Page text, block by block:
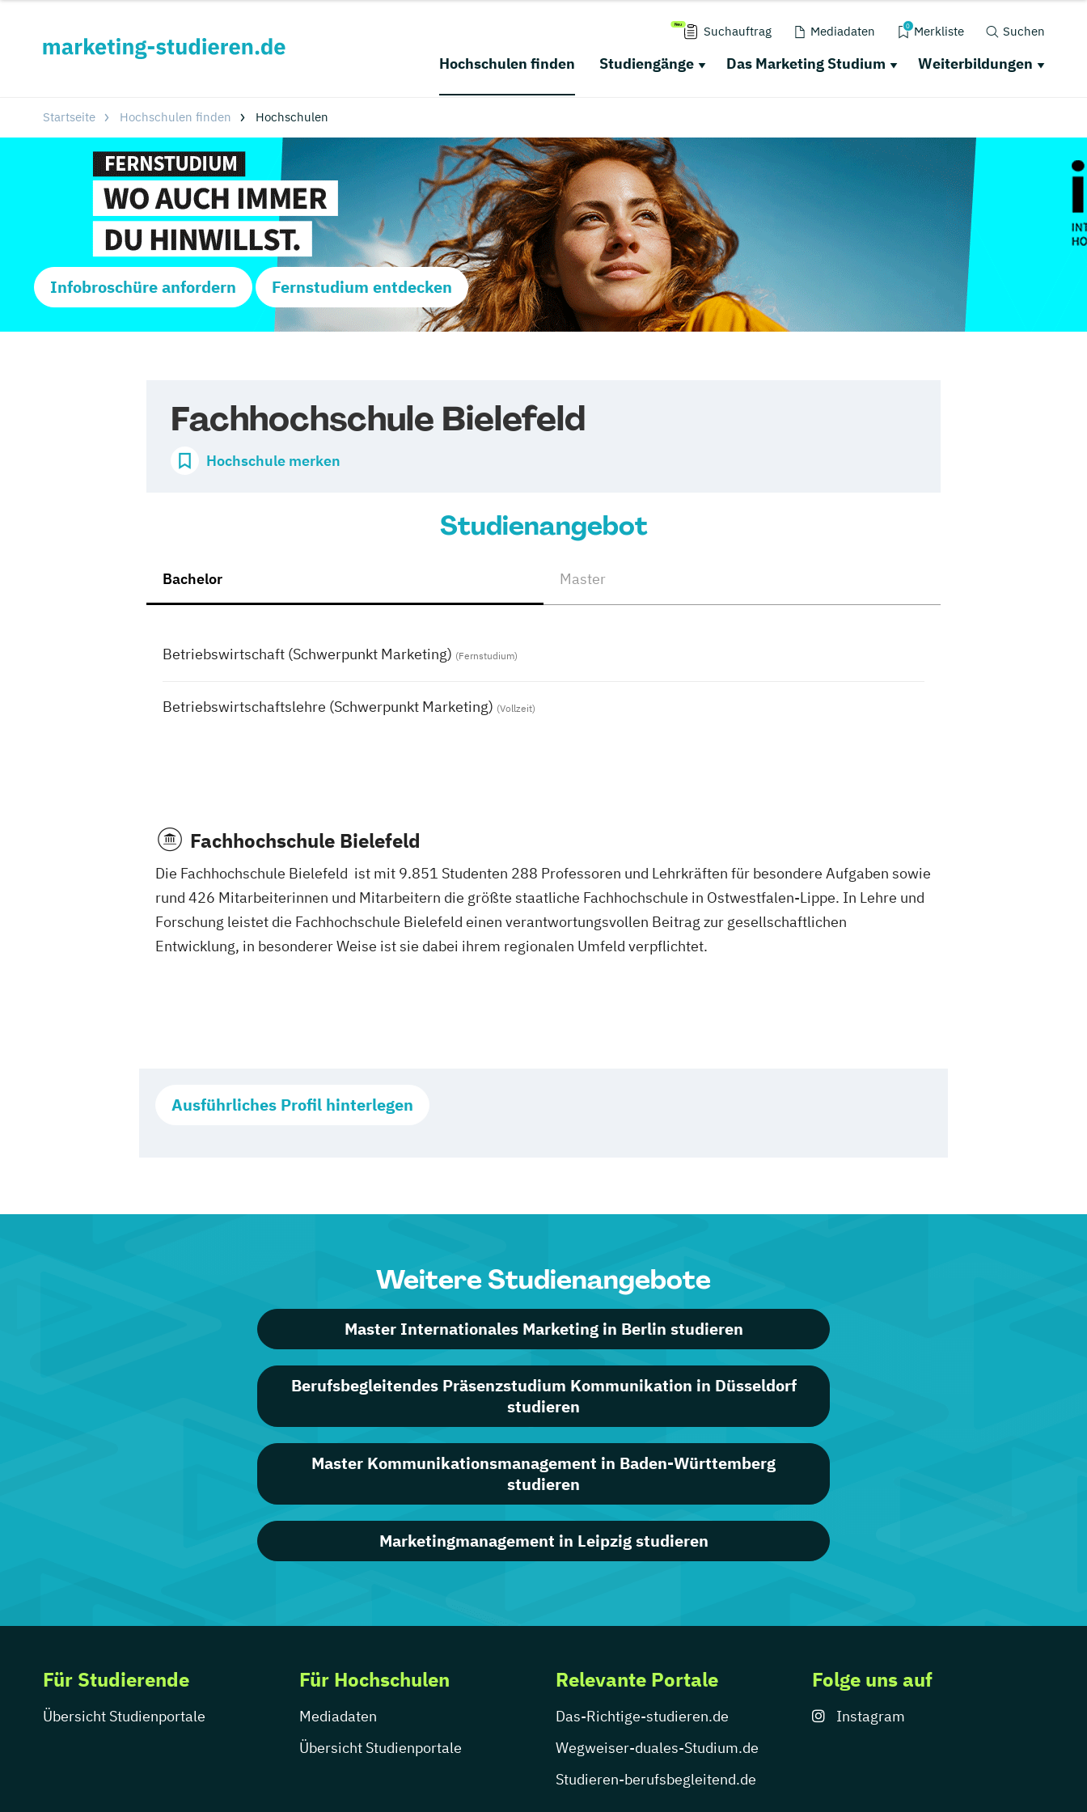
Suchauftrag Mediadaten 0 Merkliste Suchen
Hochschulen finden Studiengänge Das Marketing Studium Weiterbildungen
Startseite Hochschulen finden Hochschulen
Infobroschüre anfordern Fernstudium entdecken
Fachhochschule Bielefeld
Hochschule merken
Studienangebot
Bachelor Master
Betriebswirtschaft (Schwerpunkt Marketing) (Fernstudium)
Betriebswirtschaftslehre (Schwerpunkt Marketing) (Vollzeit)
Fachhochschule Bielefeld
Die Fachhochschule Bielefeld ist mit 9.851 Studenten 288 Professoren und Lehrkräften für besondere Aufgaben sowie
rund 426 Mitarbeiterinnen und Mitarbeitern die größte staatliche Fachhochschule in Ostwestfalen-Lippe. In Lehre und
Forschung leistet die Fachhochschule Bielefeld einen verantwortungsvollen Beitrag zur gesellschaftlichen
Entwicklung, in besonderer Weise ist sie dabei ihrem regionalen Umfeld verpflichtet.
Ausführliches Profil hinterlegen
Weitere Studienangebote
Master Internationales Marketing in Berlin studieren
Berufsbegleitendes Präsenzstudium Kommunikation in Düsseldorf
studieren
Master Kommunikationsmanagement in Baden-Württemberg
studieren
Marketingmanagement in Leipzig studieren
Für Studierende
Übersicht Studienportale
Für Hochschulen
Mediadaten
Übersicht Studienportale
Relevante Portale
Das-Richtige-studieren.de
Wegweiser-duales-Studium.de
Studieren-berufsbegleitend.de
Folge uns auf
Instagram